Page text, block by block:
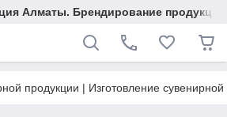
Алматы. Брендирование
продукции | Изготовление